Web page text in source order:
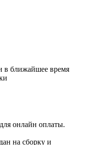
в ближайшее время
онлайн оплаты.
на сборку и